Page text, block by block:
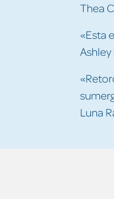
Thea
«Esta
Luna